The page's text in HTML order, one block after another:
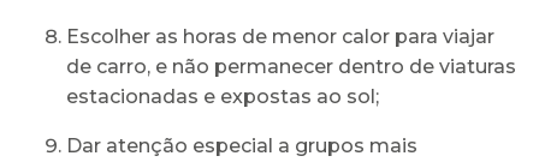
Escolher as horas de menor calor para viajar
de carro, e não permanecer dentro de viaturas
estacionadas e expostas ao sol;
Dar atenção especial a grupos mais